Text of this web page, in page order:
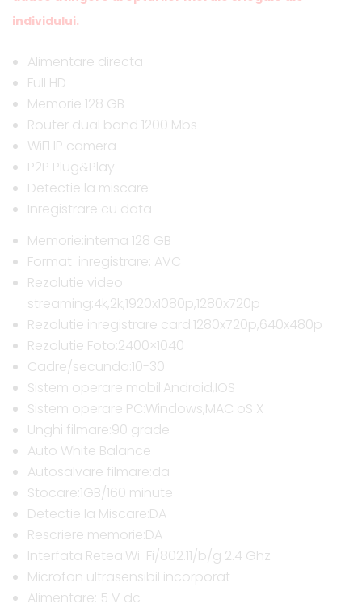
individului.
Alimentare directa
Full HD
Memorie 128 GB
Router dual band 1200 Mbs
WiFI IP camera
P2P Plug&Play
Detectie la miscare
Inregistrare cu data
Memorie:interna 128 GB
Format inregistrare: AVC
Rezolutie video
streaming:4k,2k,1920x1080p,1280x720p
Rezolutie inregistrare card:1280x720p,640x480p
Rezolutie Foto:2400×1040
Cadre/secunda:10-30
Sistem operare mobil:Android,IOS
Sistem operare PC:Windows,MAC oS X
Unghi filmare:90 grade
Auto White Balance
Autosalvare filmare:da
Stocare:1GB/160 minute
Detectie la Miscare:DA
Rescriere memorie:DA
Interfata Retea:Wi-Fi/802.11/b/g 2.4 Ghz
Microfon ultrasensibil incorporat
Alimentare: 5 V dc